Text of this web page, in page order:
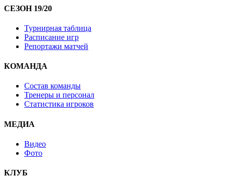
СЕЗОН 19/20
Турнирная таблица
Расписание игр
Репортажи матчей
КОМАНДА
Состав команды
Тренеры и персонал
Статистика игроков
МЕДИА
Видео
Фото
КЛУБ